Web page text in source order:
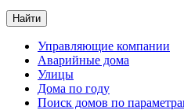
Главное меню
Управляющие компании
Аварийные дома
Улицы
Дома по году
Поиск домов по